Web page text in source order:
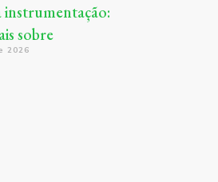
instrumentação:
sobre
2026